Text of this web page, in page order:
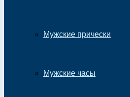
Мужские прически
Мужские часы